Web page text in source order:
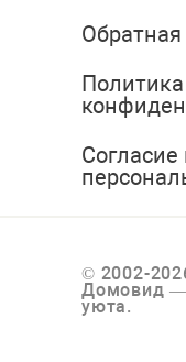
Обратная
Политика
Согласие
© 2002-
Домовид —
уюта.